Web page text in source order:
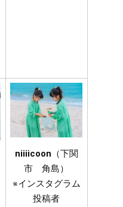
niiiicoon （下関
市 角島）
※インスタグラム
投稿者